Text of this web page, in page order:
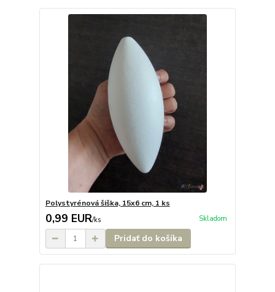
Polystyrénová šiška, 15x6 cm, 1 ks
0,99 EUR/ks Skladom
Pridať do košíka